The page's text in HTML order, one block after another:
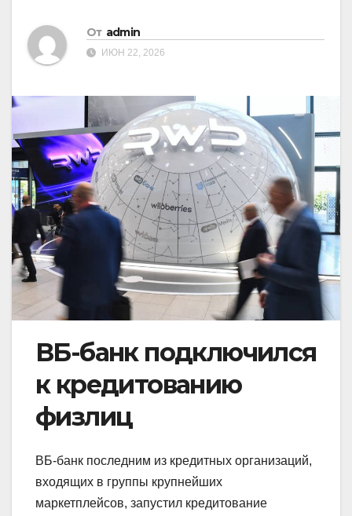
От admin
ИЮН 22, 2026
ВБ-банк подключился
к кредитованию
физлиц
ВБ-банк последним из кредитных организаций,
входящих в группы крупнейших
маркетплейсов, запустил кредитование